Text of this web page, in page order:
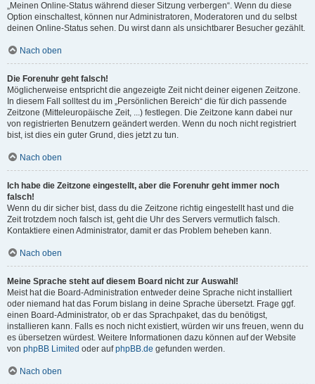
„Meinen Online-Status während dieser Sitzung verbergen“. Wenn du diese
Option einschaltest, können nur Administratoren, Moderatoren und du selbst
deinen Online-Status sehen. Du wirst dann als unsichtbarer Besucher gezählt.
Nach oben
Die Forenuhr geht falsch!
Möglicherweise entspricht die angezeigte Zeit nicht deiner eigenen Zeitzone.
In diesem Fall solltest du im „Persönlichen Bereich“ die für dich passende
Zeitzone (Mitteleuropäische Zeit, ...) festlegen. Die Zeitzone kann dabei nur
von registrierten Benutzern geändert werden. Wenn du noch nicht registriert
bist, ist dies ein guter Grund, dies jetzt zu tun.
Nach oben
Ich habe die Zeitzone eingestellt, aber die Forenuhr geht immer noch
falsch!
Wenn du dir sicher bist, dass du die Zeitzone richtig eingestellt hast und die
Zeit trotzdem noch falsch ist, geht die Uhr des Servers vermutlich falsch.
Kontaktiere einen Administrator, damit er das Problem beheben kann.
Nach oben
Meine Sprache steht auf diesem Board nicht zur Auswahl!
Meist hat die Board-Administration entweder deine Sprache nicht installiert
oder niemand hat das Forum bislang in deine Sprache übersetzt. Frage ggf.
einen Board-Administrator, ob er das Sprachpaket, das du benötigst,
installieren kann. Falls es noch nicht existiert, würden wir uns freuen, wenn du
es übersetzen würdest. Weitere Informationen dazu können auf der Website
von phpBB Limited oder aufphpBB.de gefunden werden.
Nach oben